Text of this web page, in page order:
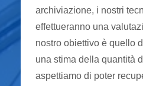
archiviazione, i nostri
effettueranno una
nostro obiettivo è quello
una stima della quantità
aspettiamo di poter